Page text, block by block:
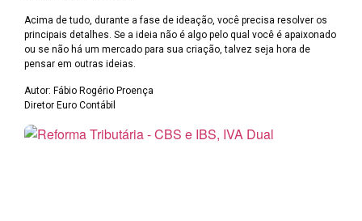
Acima de tudo, durante a fase de ideação, você precisa resolver os
principais detalhes. Se a ideia não é algo pelo qual você é apaixonado
ou se não há um mercado para sua criação, talvez seja hora de
pensar em outras ideias.
Autor: Fábio Rogério Proença
Diretor Euro Contábil